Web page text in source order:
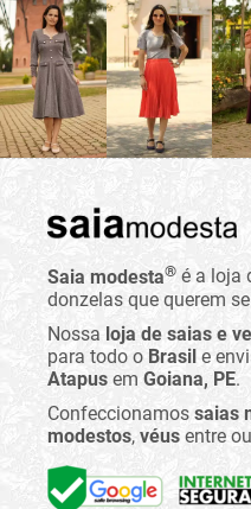
Saia modesta® é a loja
donzelas que querem se
Nossa loja de saias e
para todo o Brasil e
Atapus em Goiana, PE.
Confeccionamos saias
modestos, véus entre